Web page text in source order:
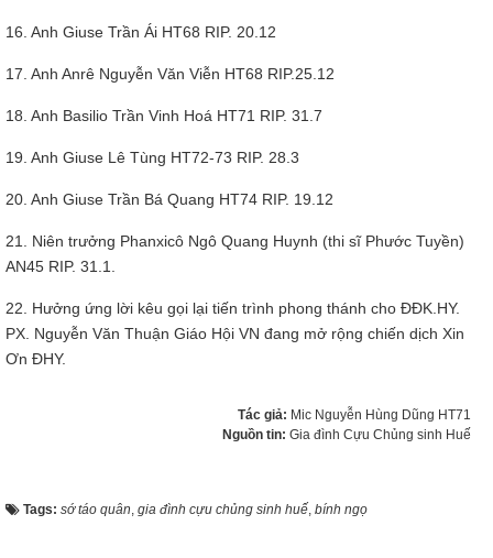
16. Anh Giuse Trần Ái HT68 RIP. 20.12
17. Anh Anrê Nguyễn Văn Viễn HT68 RIP.25.12
18. Anh Basilio Trần Vinh Hoá HT71 RIP. 31.7
19. Anh Giuse Lê Tùng HT72-73 RIP. 28.3
20. Anh Giuse Trần Bá Quang HT74 RIP. 19.12
21. Niên trưởng Phanxicô Ngô Quang Huynh (thi sĩ Phước Tuyền)
AN45 RIP. 31.1.
22. Hưởng ứng lời kêu gọi lại tiến trình phong thánh cho ĐĐK.HY.
PX. Nguyễn Văn Thuận Giáo Hội VN đang mở rộng chiến dịch Xin
Ơn ĐHY.
Tác giả: Mic Nguyễn Hùng Dũng HT71
Nguồn tin: Gia đình Cựu Chủng sinh Huế
Tags: sớ táo quân, gia đình cựu chủng sinh huế, bính ngọ